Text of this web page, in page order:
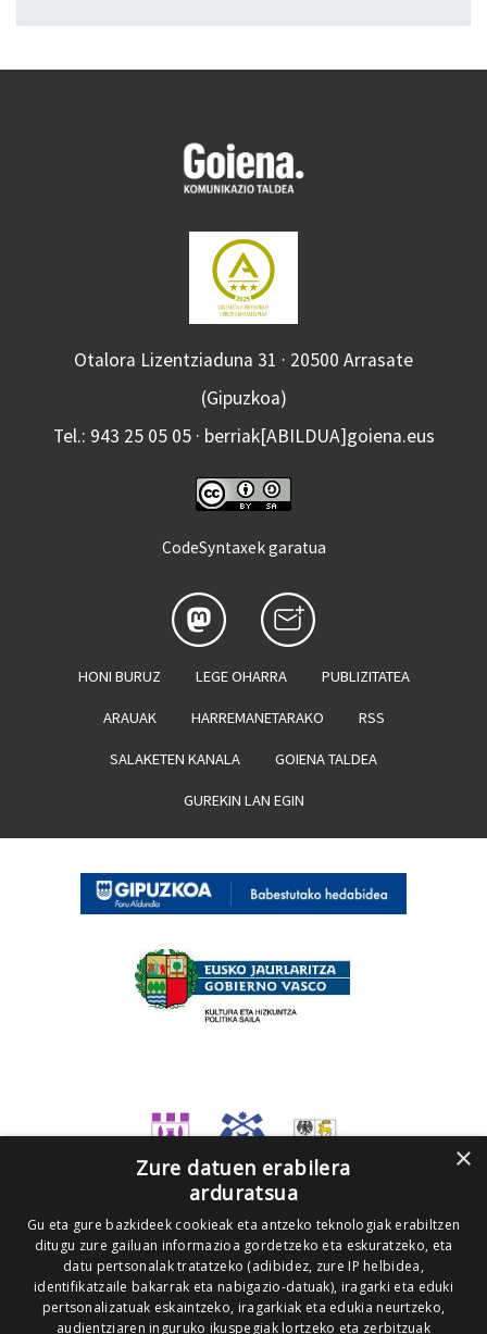
Otalora Lizentziaduna 31 · 20500 Arrasate
(Gipuzkoa)
Tel.: 943 25 05 05 · berriak[ABILDUA]goiena.eus
CodeSyntaxek garatua
HONI BURUZ LEGE OHARRA PUBLIZITATEA
ARAUAK HARREMANETARAKO RSS
SALAKETEN KANALA GOIENA TALDEA
GUREKIN LAN EGIN
×
Zure datuen erabilera
arduratsua
Gu eta gure bazkideek cookieak eta antzeko teknologiak erabiltzen
ditugu zure gailuan informazioa gordetzeko eta eskuratzeko, eta
datu pertsonalak tratatzeko (adibidez, zure IP helbidea,
identifikatzaile bakarrak eta nabigazio-datuak), iragarki eta eduki
pertsonalizatuak eskaintzeko, iragarkiak eta edukia neurtzeko,
audientziaren inguruko ikuspegiak lortzeko eta zerbitzuak